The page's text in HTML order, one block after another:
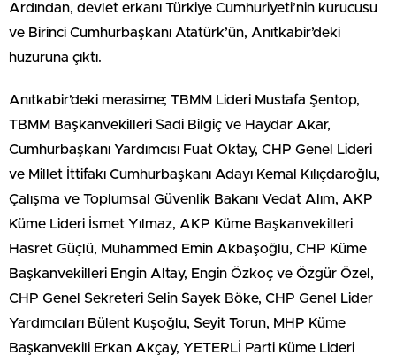
Ardından, devlet erkanı Türkiye Cumhuriyeti’nin kurucusu
ve Birinci Cumhurbaşkanı Atatürk’ün, Anıtkabir’deki
huzuruna çıktı.
Anıtkabir’deki merasime; TBMM Lideri Mustafa Şentop,
TBMM Başkanvekilleri Sadi Bilgiç ve Haydar Akar,
Cumhurbaşkanı Yardımcısı Fuat Oktay, CHP Genel Lideri
ve Millet İttifakı Cumhurbaşkanı Adayı Kemal Kılıçdaroğlu,
Çalışma ve Toplumsal Güvenlik Bakanı Vedat Alım, AKP
Küme Lideri İsmet Yılmaz, AKP Küme Başkanvekilleri
Hasret Güçlü, Muhammed Emin Akbaşoğlu, CHP Küme
Başkanvekilleri Engin Altay, Engin Özkoç ve Özgür Özel,
CHP Genel Sekreteri Selin Sayek Böke, CHP Genel Lider
Yardımcıları Bülent Kuşoğlu, Seyit Torun, MHP Küme
Başkanvekili Erkan Akçay, YETERLİ Parti Küme Lideri